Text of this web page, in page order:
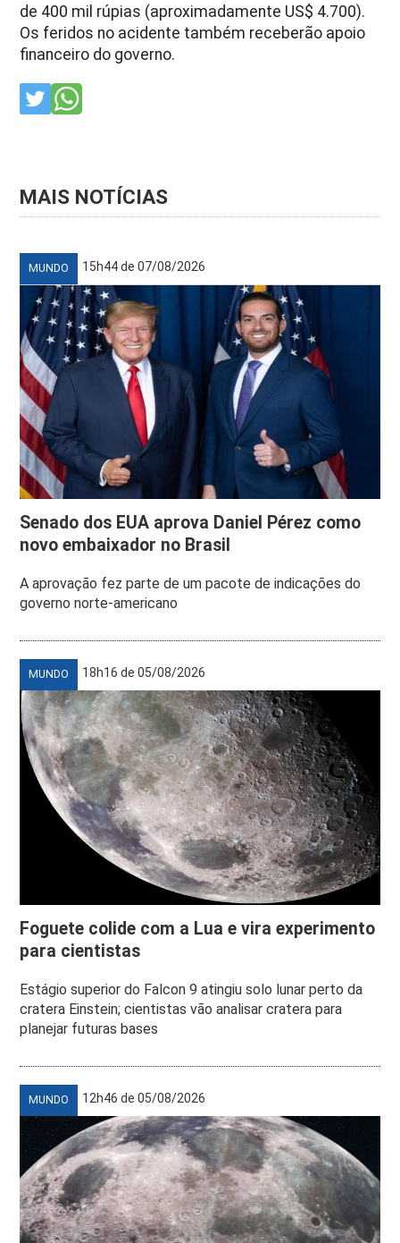
de 400 mil rúpias (aproximadamente US$ 4.700).
Os feridos no acidente também receberão apoio
financeiro do governo.
MAIS NOTÍCIAS
MUNDO 15h44 de 07/08/2026
Senado dos EUA aprova Daniel Pérez como
novo embaixador no Brasil
A aprovação fez parte de um pacote de indicações do
governo norte-americano
MUNDO 18h16 de 05/08/2026
Foguete colide com a Lua e vira experimento
para cientistas
Estágio superior do Falcon 9 atingiu solo lunar perto da
cratera Einstein; cientistas vão analisar cratera para
planejar futuras bases
MUNDO 12h46 de 05/08/2026